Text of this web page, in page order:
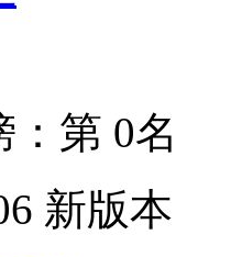
第 0名
新版本